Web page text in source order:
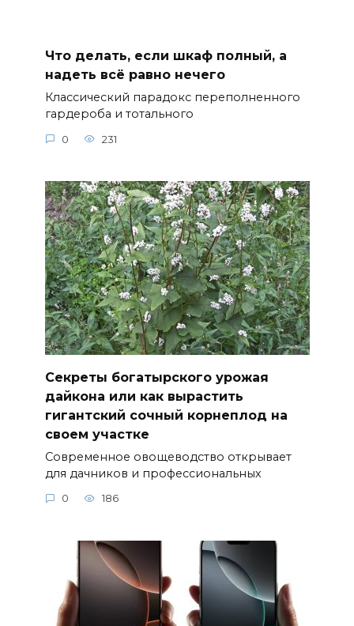
Что делать, если шкаф полный, а
надеть всё равно нечего
Классический парадокс переполненного
гардероба и тотального
0 231
Секреты богатырского урожая
дайкона или как вырастить
гигантский сочный корнеплод на
своем участке
Современное овощеводство открывает
для дачников и профессиональных
0 186